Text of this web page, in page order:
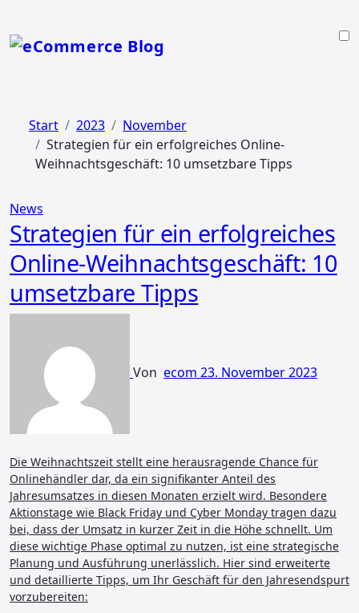
springen
Start 2023
November
Strategien für ein erfolgreiches Online-
Weihnachtsgeschäft: 10 umsetzbare Tipps
News
Strategien für ein erfolgreiches
Online-Weihnachtsgeschäft: 10
umsetzbare Tipps
Von ecom 23. November 2023
Die Weihnachtszeit stellt eine herausragende Chance für
Onlinehändler dar, da ein signifikanter Anteil des
Jahresumsatzes in diesen Monaten erzielt wird. Besondere
Aktionstage wie Black Friday und Cyber Monday tragen dazu
bei, dass der Umsatz in kurzer Zeit in die Höhe schnellt. Um
diese wichtige Phase optimal zu nutzen, ist eine strategische
Planung und Ausführung unerlässlich. Hier sind erweiterte
und detaillierte Tipps, um Ihr Geschäft für den Jahresendspurt
vorzubereiten: